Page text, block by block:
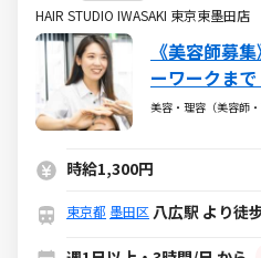
HAIR STUDIO IWASAKI 東京東墨田店
《美容師募
ーワークま
代が活躍して
美容・理容（美容師・
時給1,300円
東京都 墨田区 八広駅 より徒